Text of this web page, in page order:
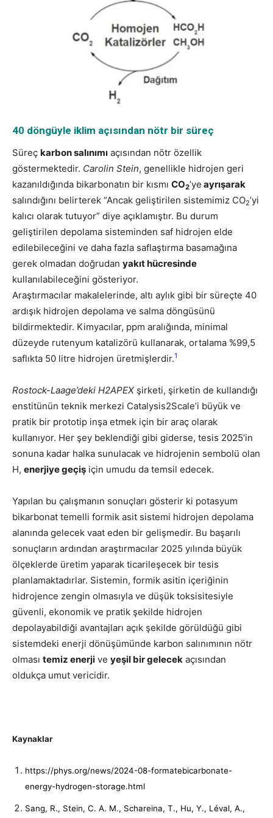
40 döngüyle iklim açısından nötr bir süreç
Süreç karbon salınımı açısından nötr özellik
göstermektedir. Carolin Stein, genellikle hidrojen geri
kazanıldığında bikarbonatın bir kısmı CO2’ye ayrışarak
salındığını belirterek “Ancak geliştirilen sistemimiz CO2’yi
kalıcı olarak tutuyor” diye açıklamıştır. Bu durum
geliştirilen depolama sisteminden saf hidrojen elde
edilebileceğini ve daha fazla saflaştırma basamağına
gerek olmadan doğrudan yakıt hücresinde
kullanılabileceğini gösteriyor.
Araştırmacılar makalelerinde, altı aylık gibi bir süreçte 40
ardışık hidrojen depolama ve salma döngüsünü
bildirmektedir. Kimyacılar, ppm aralığında, minimal
düzeyde rutenyum katalizörü kullanarak, ortalama %99,5
saflıkta 50 litre hidrojen üretmişlerdir.1
Rostock-Laage’deki H2APEX şirketi, şirketin de kullandığı
enstitünün teknik merkezi Catalysis2Scale’i büyük ve
pratik bir prototip inşa etmek için bir araç olarak
kullanıyor. Her şey beklendiği gibi giderse, tesis 2025’in
sonuna kadar halka sunulacak ve hidrojenin sembolü olan
H, enerjiye geçiş için umudu da temsil edecek.
Yapılan bu çalışmanın sonuçları gösterir ki potasyum
bikarbonat temelli formik asit sistemi hidrojen depolama
alanında gelecek vaat eden bir gelişmedir. Bu başarılı
sonuçların ardından araştırmacılar 2025 yılında büyük
ölçeklerde üretim yaparak ticarileşecek bir tesis
planlamaktadırlar. Sistemin, formik asitin içeriğinin
hidrojence zengin olmasıyla ve düşük toksisitesiyle
güvenli, ekonomik ve pratik şekilde hidrojen
depolayabildiği avantajları açık şekilde görüldüğü gibi
sistemdeki enerji dönüşümünde karbon salınımının nötr
olması temiz enerji ve yeşil bir gelecek açısından
oldukça umut vericidir.
Kaynaklar
https://phys.org/news/2024-08-formatebicarbonate-
energy-hydrogen-storage.html
Sang, R., Stein, C. A. M., Schareina, T., Hu, Y., Léval, A.,